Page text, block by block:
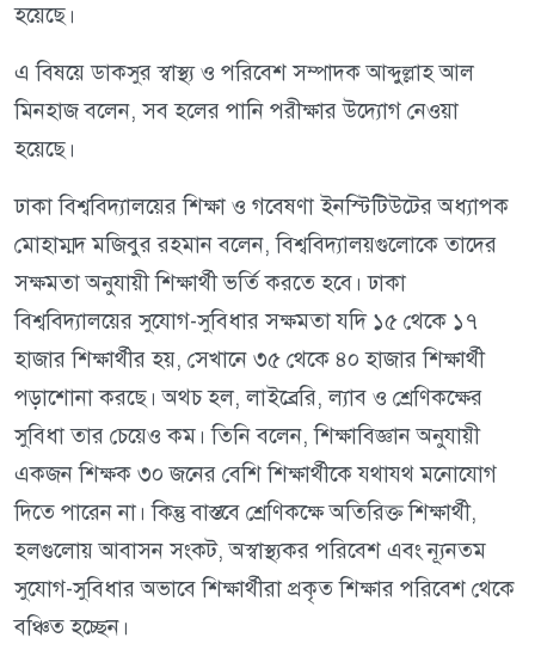
হয়েছে।
এ বিষয়ে ডাকসুর স্বাস্থ্য ও পরিবেশ সম্পাদক আব্দুল্লাহ আল
মিনহাজ বলেন, সব হলের পানি পরীক্ষার উদ্যোগ নেওয়া
হয়েছে।
ঢাকা বিশ্ববিদ্যালয়ের শিক্ষা ও গবেষণা ইনস্টিটিউটের অধ্যাপক
মোহাম্মদ মজিবুর রহমান বলেন, বিশ্ববিদ্যালয়গুলোকে তাদের
সক্ষমতা অনুযায়ী শিক্ষার্থী ভর্তি করতে হবে। ঢাকা
বিশ্ববিদ্যালয়ের সুযোগ-সুবিধার সক্ষমতা যদি ১৫ থেকে ১৭
হাজার শিক্ষার্থীর হয়, সেখানে ৩৫ থেকে ৪০ হাজার শিক্ষার্থী
পড়াশোনা করছে। অথচ হল, লাইব্রেরি, ল্যাব ও শ্রেণিকক্ষের
সুবিধা তার চেয়েও কম। তিনি বলেন, শিক্ষাবিজ্ঞান অনুযায়ী
একজন শিক্ষক ৩০ জনের বেশি শিক্ষার্থীকে যথাযথ মনোযোগ
দিতে পারেন না। কিন্তু বাস্তবে শ্রেণিকক্ষে অতিরিক্ত শিক্ষার্থী,
হলগুলোয় আবাসন সংকট, অস্বাস্থ্যকর পরিবেশ এবং ন্যূনতম
সুযোগ-সুবিধার অভাবে শিক্ষার্থীরা প্রকৃত শিক্ষার পরিবেশ থেকে
বঞ্চিত হচ্ছেন।